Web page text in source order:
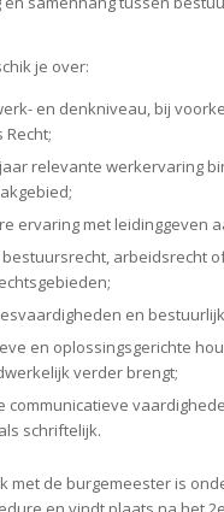
je over:
en denkniveau, bij
Recht;
relevante werkervaring
ervaring met leidinggeven
bestuursrecht, arbeidsrecht
en
en oplossingsgerichte
verder brengt;
communicatieve
schriftelijk.
met de burgemeester is